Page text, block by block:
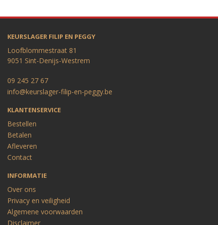
KEURSLAGER FILIP EN PEGGY
Loofblommestraat 81
9051 Sint-Denijs-Westrem
09 245 27 67
info@keurslager-filip-en-peggy.be
KLANTENSERVICE
Bestellen
Betalen
Afleveren
Contact
INFORMATIE
Over ons
Privacy en veiligheid
Algemene voorwaarden
Disclaimer